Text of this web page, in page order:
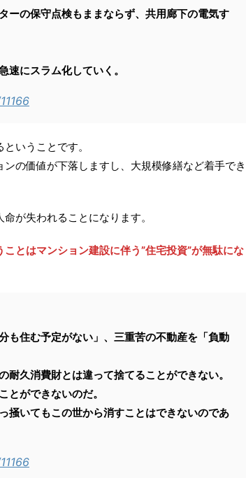
ーの保守点検もままならず、共用廊下の電気す
にスラム化していく。
いうことです。
の価値が下落しますし、大規模修繕など着手でき
が失われることになります。
とはマンション建設に伴う”住宅投資”が無駄にな
も住む予定がない」、三重苦の不動産を「負動
久消費財とは違って捨てることができない。
とができないのだ。
掻いてもこの世から消すことはできないのであ